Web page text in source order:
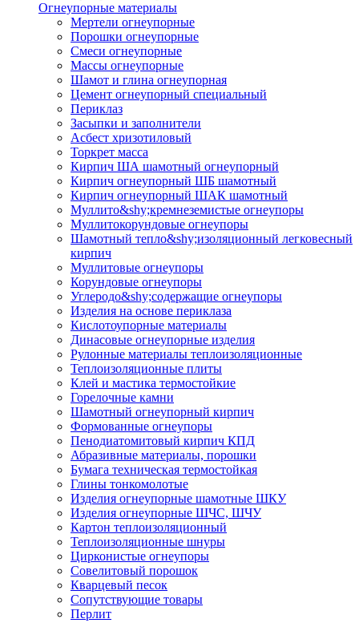
Огнеупорные материалы
Мертели огнеупорные
Порошки огнеупорные
Смеси огнеупорные
Массы огнеупорные
Шамот и глина огнеупорная
Цемент огнеупорный специальный
Периклаз
Засыпки и заполнители
Асбест хризотиловый
Торкрет масса
Кирпич ША шамотный огнеупорный
Кирпич огнеупорный ШБ шамотный
Кирпич огнеупорный ШАК шамотный
Муллито&shy;­кремнеземистые огнеупоры
Муллито­корундовые огнеупоры
Шамотный тепло&shy;изоляционный легковесный
кирпич
Муллитовые огнеупоры
Корундовые огнеупоры
Углеродо&shy;содержащие огнеупоры
Изделия на основе периклаза
Кислотоупорные материалы
Динасовые огнеупорные изделия
Рулонные материалы теплоизоляционные
Тепло­изоляционные плиты
Клей и мастика термостойкие
Горелочные камни
Шамотный огнеупорный кирпич
Формованные огнеупоры
Пенодиатомитовый кирпич КПД
Абразивные материалы, порошки
Бумага техническая термостойкая
Глины тонкомолотые
Изделия огнеупорные шамотные ШКУ
Изделия огнеупорные ШЧС, ШЧУ
Картон теплоизоляционный
Теплоизоляционные шнуры
Цирконистые огнеупоры
Совелитовый порошок
Кварцевый песок
Сопутствующие товары
Перлит